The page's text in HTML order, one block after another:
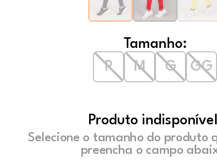
Tamanho:
P
M G GG
Produto
Selecione o tamanho do produto
preencha o campo